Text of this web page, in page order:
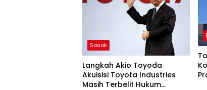
Sosok
Langkah Akio Toyoda
Akuisisi Toyota Industries
Masih Terbelit Hukum